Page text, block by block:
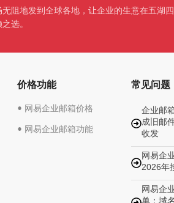
无阻地发到全球各地，让企业的生意在五湖
选。
价格功能
• 网易企业邮箱价格
• 网易企业邮箱功能
常见问题
企业邮
成旧邮
收发
网易企
2026年
网易企
单：域